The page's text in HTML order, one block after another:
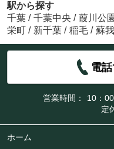
駅から探す
千葉 / 千葉中央 / 葭川公園
栄町 / 新千葉 / 稲毛 / 蘇我
電
営業時間：
10：
定
ホーム